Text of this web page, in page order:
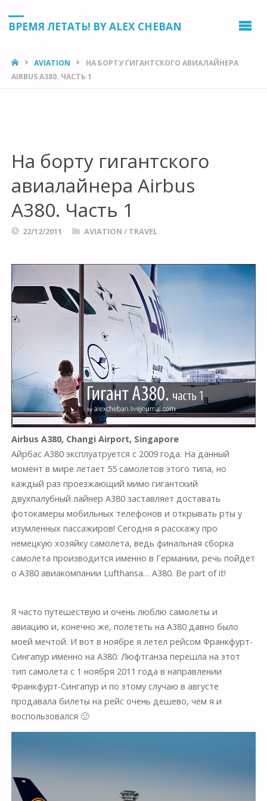
ВРЕМЯ ЛЕТАТЬ! BY ALEX CHEBAN
HOMEAVIATION
НА БОРТУ ГИГАНТСКОГО АВИАЛАЙНЕРА
AIRBUS A380. ЧАСТЬ 1
На борту гигантского
авиалайнера Airbus
A380. Часть 1
22/12/2011 AVIATION / TRAVEL
Airbus A380, Changi Airport, Singapore
Айрбас А380 эксплуатруется с 2009 года. На данный
момент в мире летает 55 самолетов этого типа, но
каждый раз проезжающий мимо гигантский
двухпалубный лайнер А380 заставляет доставать
фотокамеры мобильных телефонов и открывать рты у
изумленных пассажиров! Сегодня я расскажу про
немецкую хозяйку самолета, ведь финальная сборка
самолета производится именно в Германии, речь пойдет
о А380 авиакомпании Lufthansa… A380. Be part of it!
Я часто путешествую и очень люблю самолеты и
авиацию и, конечно же, полететь на А380 давно было
моей мечтой. И вот в ноябре я летел рейсом Франкфурт-
Сингапур именно на А380. Люфтганза перешла на этот
тип самолета с 1 ноября 2011 года в направлении
Франкфурт-Сингапур и по этому случаю в августе
продавала билеты на рейс очень дешево, чем я и
воспользовался 🙂